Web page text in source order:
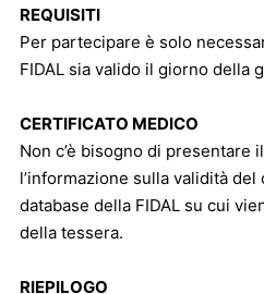
REQUISITI
Per partecipare è solo
FIDAL sia valido il giorno della
CERTIFICATO MEDICO
Non c’è bisogno di presentare
l’informazione sulla validità
database della FIDAL su cui
della tessera.
RIEPILOGO